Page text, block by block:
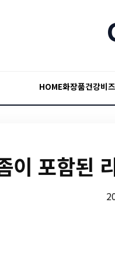
HOME화장품건강비
이 포함된